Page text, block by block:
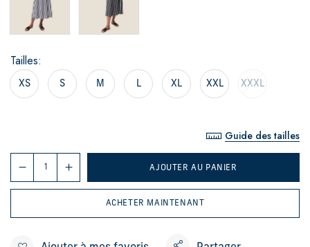
Tailles
XS S M L XL XXL XXXL
Guide des tailles
AJOUTER AU PANIER
ACHETER MAINTENANT